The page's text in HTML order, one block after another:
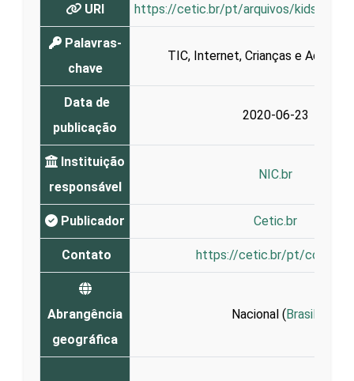
URI https://cetic.br/pt/arquivos/
Palavras-
chave
TIC, Internet, Crianças e
Data de
publicação
2020-06-23
Instituição
responsável
NIC.br
Publicador Cetic.br
Contato https://cetic.br/pt/
Abrangência
geográfica
Nacional (Brasil